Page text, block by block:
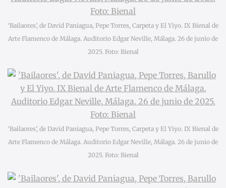
‘Bailaores’, de David Paniagua, Pepe Torres, Carpeta y El Yiyo. IX Bienal de
Arte Flamenco de Málaga. Auditorio Edgar Neville, Málaga. 26 de junio de
2025. Foto: Bienal
‘Bailaores’, de David Paniagua, Pepe Torres, Carpeta y El Yiyo. IX Bienal de
Arte Flamenco de Málaga. Auditorio Edgar Neville, Málaga. 26 de junio de
2025. Foto: Bienal